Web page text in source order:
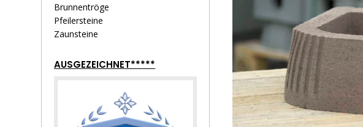
Brunnentröge
Pfeilersteine
Zaunsteine
AUSGEZEICHNET*****